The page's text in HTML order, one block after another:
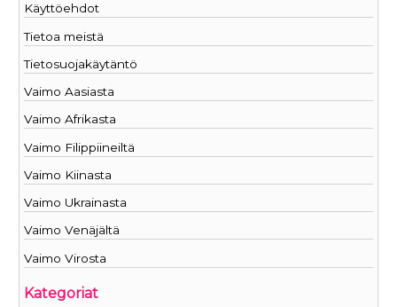
Käyttöehdot
Tietoa meistä
Tietosuojakäytäntö
Vaimo Aasiasta
Vaimo Afrikasta
Vaimo Filippiineiltä
Vaimo Kiinasta
Vaimo Ukrainasta
Vaimo Venäjältä
Vaimo Virosta
Kategoriat